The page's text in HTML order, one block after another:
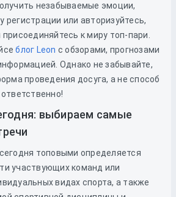
незабываемые эмоции,
регистрации или авторизуйтесь,
к миру топ-пари.
блог Leon с обзорами, прогнозами
Однако не забывайте,
проведения досуга, а не способ
выбираем самые
топовыми определяется
участвующих команд или
видах спорта, а также